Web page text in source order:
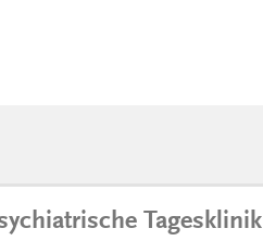
Tagesklinik